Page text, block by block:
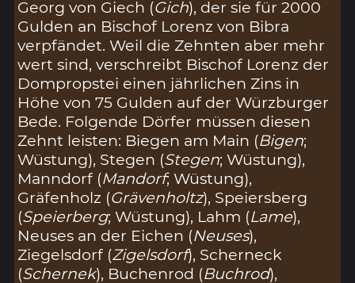
Georg von Giech (Gich), der sie für 2000
Gulden an Bischof Lorenz von Bibra
verpfändet. Weil die Zehnten aber mehr
wert sind, verschreibt Bischof Lorenz der
Dompropstei einen jährlichen Zins in
Höhe von 75 Gulden auf der Würzburger
Bede. Folgende Dörfer müssen diesen
Zehnt leisten: Biegen am Main (Bigen;
Wüstung), Stegen (Stegen; Wüstung),
Manndorf (Mandorf; Wüstung),
Gräfenholz (Grävenholtz), Speiersberg
(Speierberg; Wüstung), Lahm (Lame),
Neuses an der Eichen (Neuses),
Ziegelsdorf (Zigelsdorf), Scherneck
(Schernek), Buchenrod (Buchrod),